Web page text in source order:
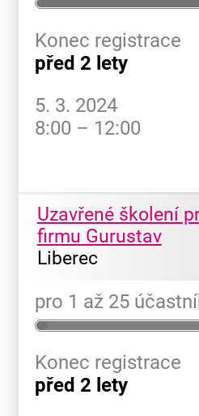
Konec registrace
před 2 lety
5. 3. 2024
8:00 – 12:00
Uzavřené školení
firmu Gurustav
Liberec
pro 1 až 25
Konec registrace
před 2 lety